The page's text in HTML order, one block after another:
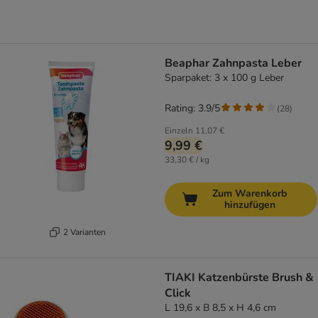
2 Varianten
Beaphar Zahnpasta Leber
Sparpaket: 3 x 100 g Leber
Einzeln 11,07 €
9,99 €
33,30 € / kg
Rating: 3.9/5 (28)
Zum Warenkorb
hinzufügen
TIAKI Katzenbürste Brush &
Click
L 19,6 x B 8,5 x H 4,6 cm